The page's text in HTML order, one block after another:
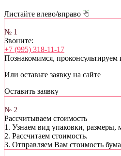
Листайте влево/вправо
№ 1
Звоните:
+7 (995) 318-11-17
Познакомимся, проконсультируем
Или оставьте заявку на сайте
Оставить заявку
№ 2
Рассчитываем стоимость
1. Узнаем вид упаковки, размеры,
2. Рассчитаем стоимость.
3. Отправляем Вам стоимость